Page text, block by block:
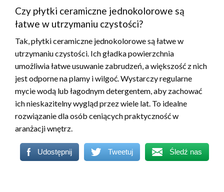
Czy płytki ceramiczne jednokolorowe są
łatwe w utrzymaniu czystości?
Tak, płytki ceramiczne jednokolorowe są łatwe w
utrzymaniu czystości. Ich gładka powierzchnia
umożliwia łatwe usuwanie zabrudzeń, a większość z nich
jest odporne na plamy i wilgoć. Wystarczy regularne
mycie wodą lub łagodnym detergentem, aby zachować
ich nieskazitelny wygląd przez wiele lat. To idealne
rozwiązanie dla osób ceniących praktyczność w
aranżacji wnętrz.
Udostępnij Tweetuj Śledź nas